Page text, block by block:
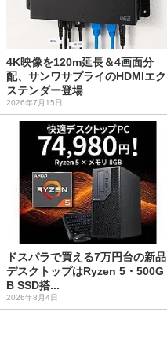
4K映像を120m延長＆4画面分
配、サンワサプライのHDMIエク
ステンダー登場
2026年7月15日
ドスパラで買える7万円台の新品
デスクトップはRyzen 5・500G
B SSD搭...
2026年8月4日